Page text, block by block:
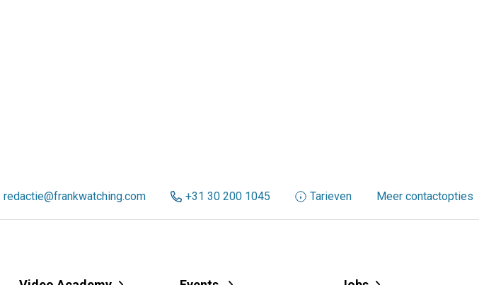
redactie@frankwatching.com +31 30 200 1045 Tarieven Meer contactopties